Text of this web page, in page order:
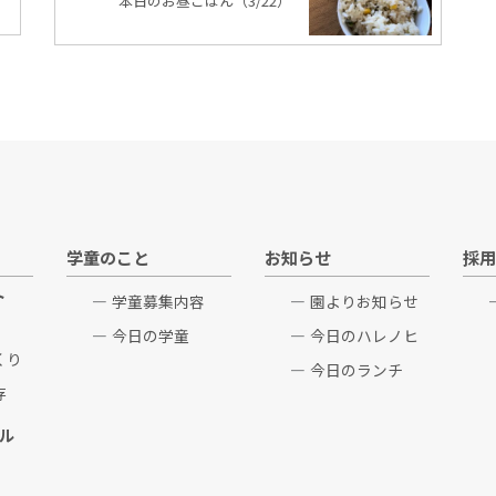
り
学童のこと
学童募集内容
今日の学童
お知らせ
園よりお知らせ
今日のハレノヒ
今日のランチ
採